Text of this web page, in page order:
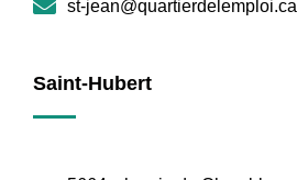
st-jean@quartierdelemploi.ca
Saint-Hubert